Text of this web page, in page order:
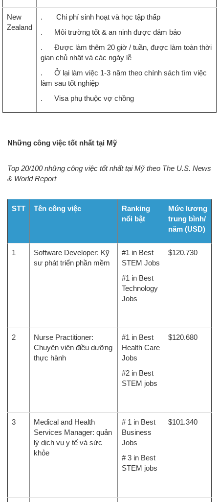
New
Zealand
. Chi phí sinh hoạt và học tập thấp
. Môi trường tốt & an ninh được đảm bảo
. Được làm thêm 20 giờ / tuần, được làm toàn thời
gian chủ nhật và các ngày lễ
. Ở lại làm việc 1-3 năm theo chính sách tìm việc
làm sau tốt nghiệp
. Visa phụ thuộc vợ chồng
Những công việc tốt nhất tại Mỹ
Top 20/100 những công việc tốt nhất tại Mỹ theo The U.S. News
& World Report
STT Tên công việc
Ranking
nổi bật
Mức lương
trung bình/
năm (USD)
1
Software Developer: Kỹ
sư phát triển phần mềm
#1 in Best
STEM Jobs
#1 in Best
Technology
Jobs
$120.730
2
Nurse Practitioner:
Chuyên viên điều dưỡng
thực hành
#1 in Best
Health Care
Jobs
#2 in Best
STEM jobs
$120.680
3
Medical and Health
Services Manager: quản
lý dịch vụ y tế và sức
khỏe
# 1 in Best
Business
Jobs
# 3 in Best
STEM jobs
$101.340